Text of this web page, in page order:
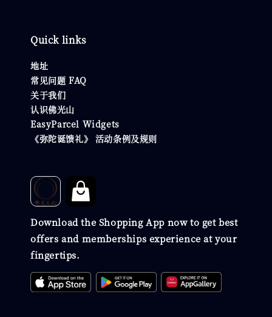
Quick links
地址
常见问题 FAQ
关于我们
认识佛光山
EasyParcel Widgets
《弥陀诞馈礼》 活动条例及规则
Download the Shopping App now to get best
offers and memberships experience at your
fingertips.